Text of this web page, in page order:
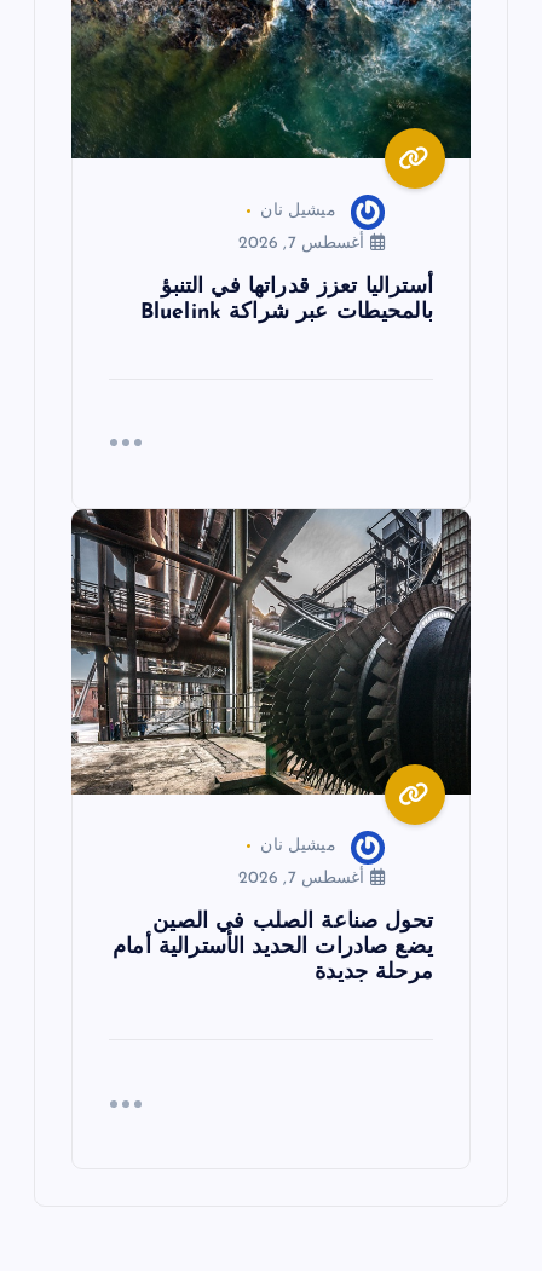
ميشيل نان
أغسطس 7, 2026
أستراليا تعزز قدراتها في التنبؤ
بالمحيطات عبر شراكة Bluelink
ميشيل نان
أغسطس 7, 2026
تحول صناعة الصلب في الصين
يضع صادرات الحديد الأسترالية أمام
مرحلة جديدة